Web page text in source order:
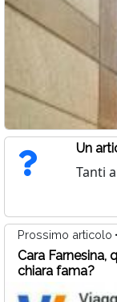
Un
Tanti
Prossimo articolo
Cara Farnesina,
chiara fama?